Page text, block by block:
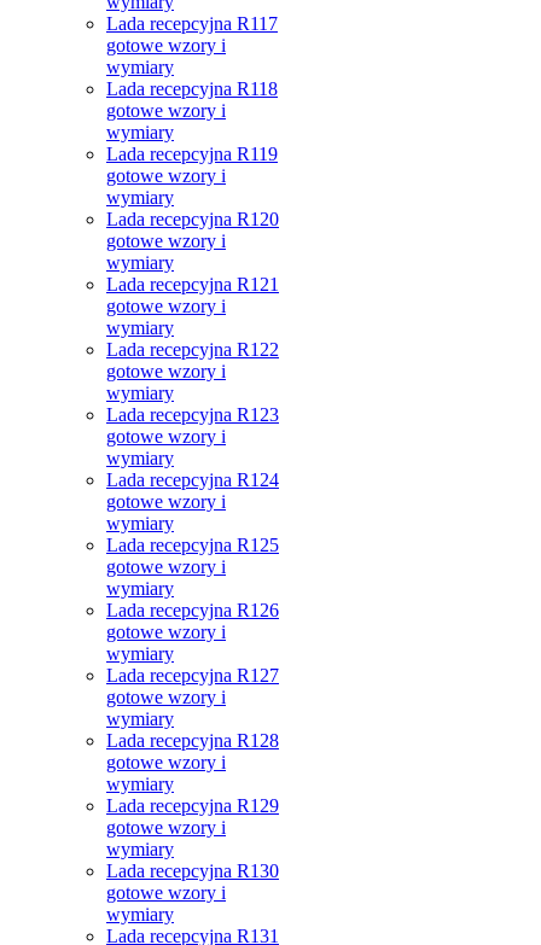
Lada recepcyjna R117
gotowe wzory i
wymiary
Lada recepcyjna R118
gotowe wzory i
wymiary
Lada recepcyjna R119
gotowe wzory i
wymiary
Lada recepcyjna R120
gotowe wzory i
wymiary
Lada recepcyjna R121
gotowe wzory i
wymiary
Lada recepcyjna R122
gotowe wzory i
wymiary
Lada recepcyjna R123
gotowe wzory i
wymiary
Lada recepcyjna R124
gotowe wzory i
wymiary
Lada recepcyjna R125
gotowe wzory i
wymiary
Lada recepcyjna R126
gotowe wzory i
wymiary
Lada recepcyjna R127
gotowe wzory i
wymiary
Lada recepcyjna R128
gotowe wzory i
wymiary
Lada recepcyjna R129
gotowe wzory i
wymiary
Lada recepcyjna R130
gotowe wzory i
wymiary
Lada recepcyjna R131